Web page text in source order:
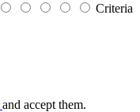
Criteria
and accept them.